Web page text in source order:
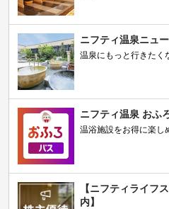
ニフティ温泉ニュ
温泉にもっと行きたく
ニフティ温泉 おふ
温浴施設をお得に楽し
【ニフティライフ
内】